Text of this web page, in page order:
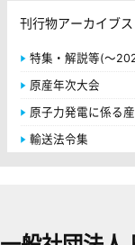
刊行物アーカイブス
特集・解説等(～
原産年次大会
原子力発電に係る
輸送法令集